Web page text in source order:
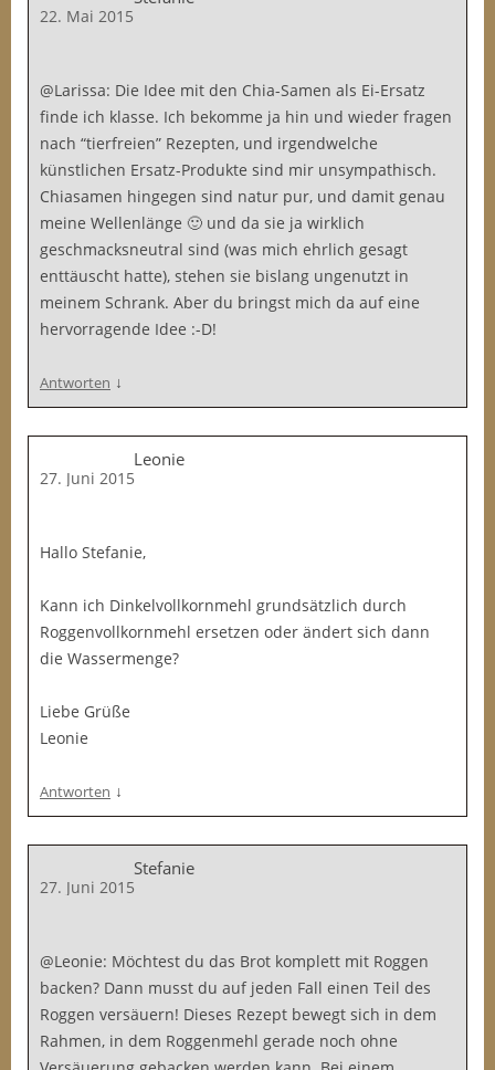
22. Mai 2015
@Larissa: Die Idee mit den Chia-Samen als Ei-Ersatz
finde ich klasse. Ich bekomme ja hin und wieder fragen
nach “tierfreien” Rezepten, und irgendwelche
künstlichen Ersatz-Produkte sind mir unsympathisch.
Chiasamen hingegen sind natur pur, und damit genau
meine Wellenlänge 🙂 und da sie ja wirklich
geschmacksneutral sind (was mich ehrlich gesagt
enttäuscht hatte), stehen sie bislang ungenutzt in
meinem Schrank. Aber du bringst mich da auf eine
hervorragende Idee :-D!
Antworten ↓
Leonie
27. Juni 2015
Hallo Stefanie,
Kann ich Dinkelvollkornmehl grundsätzlich durch
Roggenvollkornmehl ersetzen oder ändert sich dann
die Wassermenge?
Liebe Grüße
Leonie
Antworten ↓
Stefanie
27. Juni 2015
@Leonie: Möchtest du das Brot komplett mit Roggen
backen? Dann musst du auf jeden Fall einen Teil des
Roggen versäuern! Dieses Rezept bewegt sich in dem
Rahmen, in dem Roggenmehl gerade noch ohne